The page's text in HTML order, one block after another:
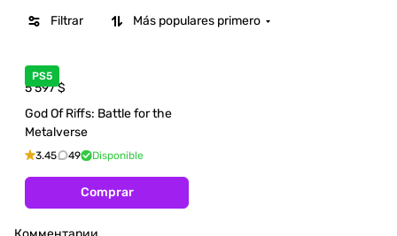
Filtrar Más populares primero
PS5
5 597$
God Of Riffs: Battle for the
Metalverse
3.45 49 Disponible
Comprar